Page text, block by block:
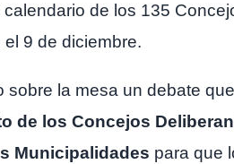
de los 135
9 de diciembre.
sobre la mesa un debate
de los Concejos
Municipalidades para que